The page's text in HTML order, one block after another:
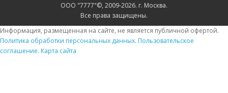
ООО "7777"©, 2009-2026. г. Москва.
Все права защищены.
Информация, размещенная на сайте, не является публичной офертой.
Политика обработки персональных данных. Пользовательское
соглашение. Карта сайта